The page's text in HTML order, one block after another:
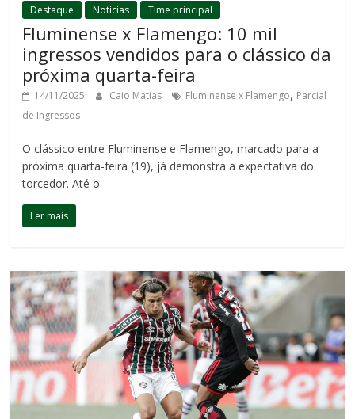
Destaque Notícias Time principal
Fluminense x Flamengo: 10 mil
ingressos vendidos para o clássico da
próxima quarta-feira
14/11/2025 Caio Matias Fluminense x Flamengo, Parcial
de Ingressos
O clássico entre Fluminense e Flamengo, marcado para a
próxima quarta-feira (19), já demonstra a expectativa do
torcedor. Até o
Ler mais